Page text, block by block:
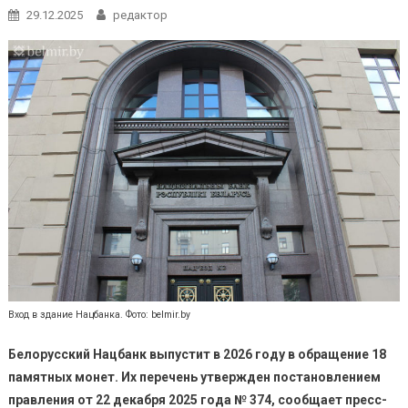
29.12.2025 редактор
Вход в здание Нацбанка. Фото: belmir.by
Белорусский Нацбанк выпустит в 2026 году в обращение 18
памятных монет. Их перечень утвержден постановлением
правления от 22 декабря 2025 года № 374, сообщает пресс-